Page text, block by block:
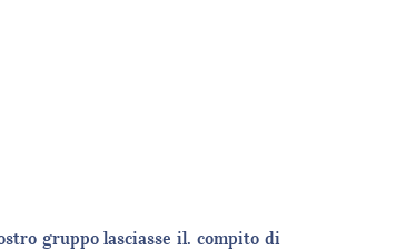
gruppo lasciasse il. compito di